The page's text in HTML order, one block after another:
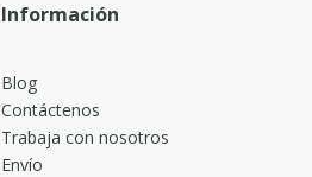
Información
Blog
Contáctenos
Trabaja con nosotros
Envío